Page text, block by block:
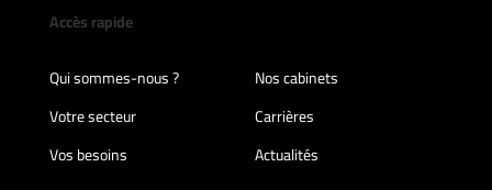
Accès rapide
Qui sommes-nous ?
Nos cabinets
Votre secteur
Carrières
Vos besoins
Actualités